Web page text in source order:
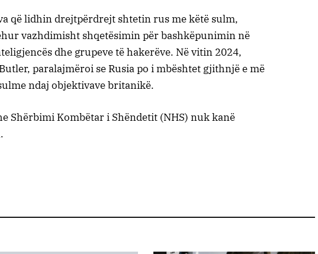
që lidhin drejtpërdrejt shtetin rus me këtë sulm,
vazhdimisht shqetësimin për bashkëpunimin në
dhe grupeve të hakerëve. Në vitin 2024,
paralajmëroi se Rusia po i mbështet gjithnjë e më
ndaj objektivave britanikë.
Shërbimi Kombëtar i Shëndetit (NHS) nuk kanë